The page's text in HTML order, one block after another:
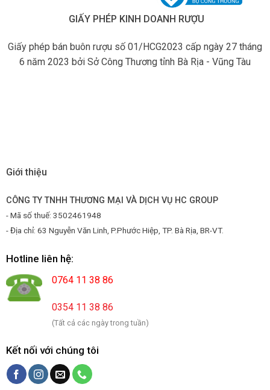
GIẤY PHÉP KINH DOANH RƯỢU
Giấy phép bán buôn rượu số 01/HCG2023 cấp ngày 27 tháng
6 năm 2023 bởi Sở Công Thương tỉnh Bà Rịa - Vũng Tàu
Giới thiệu
CÔNG TY TNHH THƯƠNG MẠI VÀ DỊCH VỤ HC GROUP
- Mã số thuế: 3502461948
- Địa chỉ: 63 Nguyễn Văn Linh, P.Phước Hiệp, TP. Bà Rịa, BR-VT.
Hotline liên hệ:
0764 11 38 86
0354 11 38 86
(Tất cả các ngày trong tuần)
Kết nối với chúng tôi